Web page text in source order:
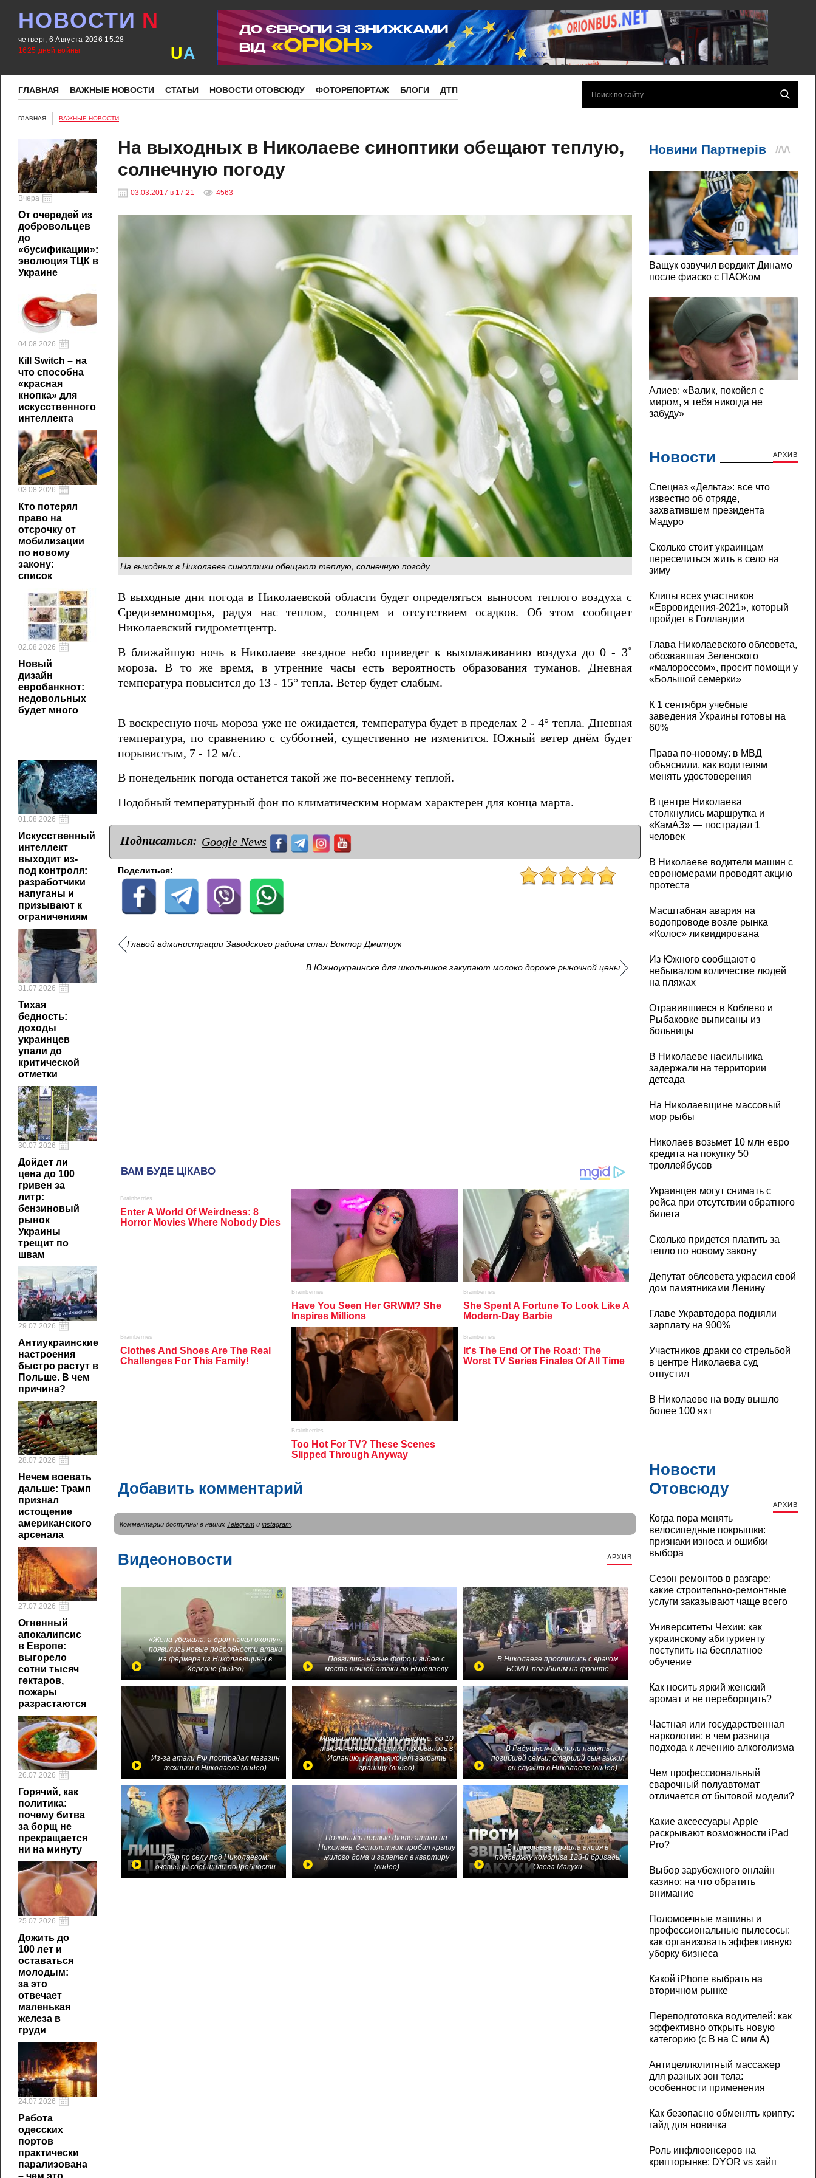
НОВОСТИ N
четверг, 6 Августа 2026 15:28
1625 дней войны
UA
ГЛАВНАЯ ВАЖНЫЕ НОВОСТИ СТАТЬИ НОВОСТИ ОТОВСЮДУ ФОТОРЕПОРТАЖ БЛОГИ ДТП
ГЛАВНАЯ ВАЖНЫЕ НОВОСТИ
Вчера
От очередей из
добровольцев
до
«бусификации»:
эволюция ТЦК в
Украине
04.08.2026
Кill Switch – на
что способна
«красная
кнопка» для
искусственного
интеллекта
03.08.2026
Кто потерял
право на
отсрочку от
мобилизации
по новому
закону:
список
02.08.2026
Новый
дизайн
евробанкнот:
недовольных
будет много
01.08.2026
Искусственный
интеллект
выходит из-
под контроля:
разработчики
напуганы и
призывают к
ограничениям
31.07.2026
Тихая
бедность:
доходы
украинцев
упали до
критической
отметки
30.07.2026
Дойдет ли
цена до 100
гривен за
литр:
бензиновый
рынок
Украины
трещит по
швам
29.07.2026
Антиукраинские
настроения
быстро растут в
Польше. В чем
причина?
28.07.2026
Нечем воевать
дальше: Трамп
признал
истощение
американского
арсенала
27.07.2026
Огненный
апокалипсис
в Европе:
выгорело
сотни тысяч
гектаров,
пожары
разрастаются
26.07.2026
Горячий, как
политика:
почему битва
за борщ не
прекращается
ни на минуту
25.07.2026
Дожить до
100 лет и
оставаться
молодым:
за это
отвечает
маленькая
железа в
груди
24.07.2026
Работа
одесских
портов
практически
парализована
– чем это
На выходных в Николаеве синоптики обещают теплую,
солнечную погоду
03.03.2017 в 17:21 4563
На выходных в Николаеве синоптики обещают теплую, солнечную погоду
В выходные дни погода в Николаевской области будет определяться выносом теплого воздуха с
Средиземноморья, радуя нас теплом, солнцем и отсутствием осадков. Об этом сообщает
Николаевский гидрометцентр.
В ближайшую ночь в Николаеве звездное небо приведет к выхолаживанию воздуха до 0 - 3˚
мороза. В то же время, в утренние часы есть вероятность образования туманов. Дневная
температура повысится до 13 - 15° тепла. Ветер будет слабым.
В воскресную ночь мороза уже не ожидается, температура будет в пределах 2 - 4° тепла. Дневная
температура, по сравнению с субботней, существенно не изменится. Южный ветер днём будет
порывистым, 7 - 12 м/с.
В понедельник погода останется такой же по-весеннему теплой.
Подобный температурный фон по климатическим нормам характерен для конца марта.
Подписаться: Google News
Поделиться:
Главой администрации Заводского района стал Виктор Дмитрук
В Южноукраинске для школьников закупают молоко дороже рыночной цены
Добавить комментарий
Комментарии доступны в наших Telegram и instagram
Видеоновости АРХИВ
«Жена убежала, а дрон начал охоту»:
появились новые подробности атаки
на фермера из Николаевщины в
Херсоне (видео)
Появились новые фото и видео с
места ночной атаки по Николаеву
В Николаеве простились с врачом
БСМП, погибшим на фронте
Из-за атаки РФ пострадал магазин
техники в Николаеве (видео)
Миграционный кризис в Европе: до 10
тысяч человек за сутки прорвались в
Испанию, Италия хочет закрыть
границу (видео)
В Радушном почтили память
погибшей семьи: старший сын выжил
— он служит в Николаеве (видео)
Удар по селу под Николаевом:
очевидцы сообщили подробности
Появились первые фото атаки на
Николаев: беспилотник пробил крышу
жилого дома и залетел в квартиру
(видео)
В Николаеве прошла акция в
поддержку комбрига 123-й бригады
Олега Макухи
Новости АРХИВ
Cпецназ «Дельта»: все что
известно об отряде,
захватившем президента
Мадуро
Сколько стоит украинцам
переселиться жить в село на
зиму
Клипы всех участников
«Евровидения-2021», который
пройдет в Голландии
Глава Николаевского облсовета,
обозвавшая Зеленского
«малороссом», просит помощи у
«Большой семерки»
К 1 сентября учебные
заведения Украины готовы на
60%
Права по-новому: в МВД
объяснили, как водителям
менять удостоверения
В центре Николаева
столкнулись маршрутка и
«КамАЗ» — пострадал 1
человек
В Николаеве водители машин с
еврономерами проводят акцию
протеста
Масштабная авария на
водопроводе возле рынка
«Колос» ликвидирована
Из Южного сообщают о
небывалом количестве людей
на пляжах
Отравившиеся в Коблево и
Рыбаковке выписаны из
больницы
В Николаеве насильника
задержали на территории
детсада
На Николаевщине массовый
мор рыбы
Николаев возьмет 10 млн евро
кредита на покупку 50
троллейбусов
Украинцев могут снимать с
рейса при отсутствии обратного
билета
Сколько придется платить за
тепло по новому закону
Депутат облсовета украсил свой
дом памятниками Ленину
Главе Укравтодора подняли
зарплату на 900%
Участников драки со стрельбой
в центре Николаева суд
отпустил
В Николаеве на воду вышло
более 100 яхт
Новости
Отовсюду
АРХИВ
Когда пора менять
велосипедные покрышки:
признаки износа и ошибки
выбора
Сезон ремонтов в разгаре:
какие строительно-ремонтные
услуги заказывают чаще всего
Университеты Чехии: как
украинскому абитуриенту
поступить на бесплатное
обучение
Как носить яркий женский
аромат и не переборщить?
Частная или государственная
наркология: в чем разница
подхода к лечению алкоголизма
Чем профессиональный
сварочный полуавтомат
отличается от бытовой модели?
Какие аксессуары Apple
раскрывают возможности iPad
Pro?
Выбор зарубежного онлайн
казино: на что обратить
внимание
Поломоечные машины и
профессиональные пылесосы:
как организовать эффективную
уборку бизнеса
Какой iPhone выбрать на
вторичном рынке
Переподготовка водителей: как
эффективно открыть новую
категорию (с B на C или А)
Антицеллюлитный массажер
для разных зон тела:
особенности применения
Как безопасно обменять крипту:
гайд для новичка
Роль инфлюенсеров на
крипторынке: DYOR vs хайп